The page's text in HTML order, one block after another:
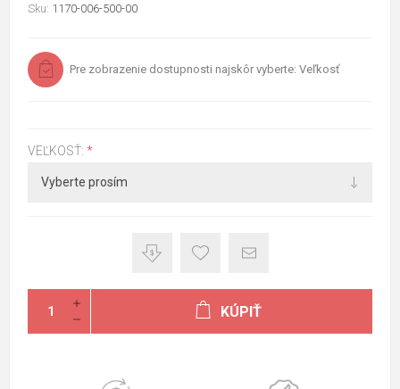
Sku: 1170-006-500-00
Pre zobrazenie dostupnosti najskôr vyberte: Veľkosť
VEĽKOSŤ: *
KÚPIŤ